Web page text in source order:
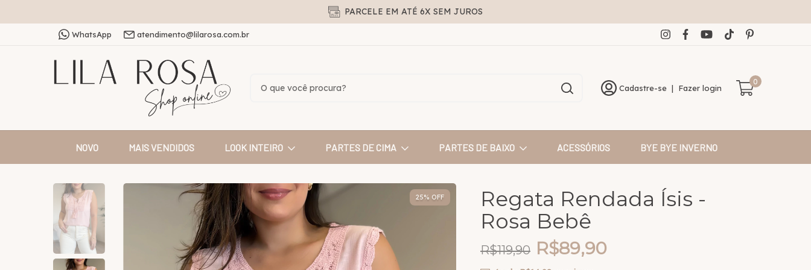
PARCELE EM ATÉ 6X SEM JUROS
WhatsApp atendimento@lilarosa.com.br
Cadastre-se | Fazer login
0
NOVO MAIS VENDIDOS LOOK INTEIRO PARTES DE CIMA PARTES DE BAIXO ACESSÓRIOS BYE BYE INVERNO
25% OFF
Regata Rendada Ísis -
Rosa Bebê
R$119,90 R$89,90